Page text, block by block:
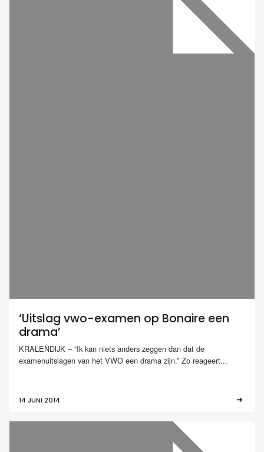
‘Uitslag vwo-examen op Bonaire een
drama’
KRALENDIJK – “Ik kan niets anders zeggen dan dat de
examenuitslagen van het VWO een drama zijn.” Zo reageert...
14 JUNI 2014